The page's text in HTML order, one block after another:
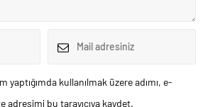
yaptığımda kullanılmak üzere adımı, e-
adresimi bu tarayıcıya kaydet.